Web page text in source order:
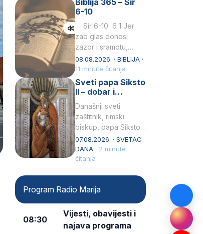
Praedicatorum – OP).
Svojim životom,
dubokom ljubavlju
prema Kristu…
Biblija 365 – Sir
6-10
Sir 6-10 6 1 Jer
zao glas donosi
zazor i sramotu,
kako to biva
grešniku
licemjernom.2 Ne
predaj se u…
08.08.2026. · BIBLIJA ·
11 minute čitanja
Sveti papa Siksto
II – dobar i
miroljubiv pastir
Današnji sveti
zaštitnik, rimski
biskup, papa Siksto
(Sixtus) II, prema
knjizi Liber
Pontificalis bio je
Obnovio je odnose s
afričkim…
07.08.2026. · SVETAC
DANA · 2 minute
čitanja
Program Radio Marija
08:30
Vijesti, obavijesti i
najava programa